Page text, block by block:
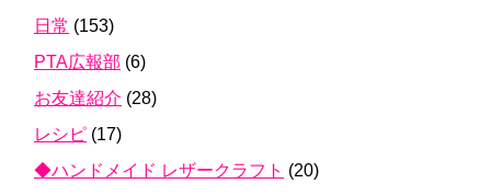
日常 (153)
PTA広報部 (6)
お友達紹介 (28)
レシピ (17)
◆ハンドメイド レザークラフト (20)